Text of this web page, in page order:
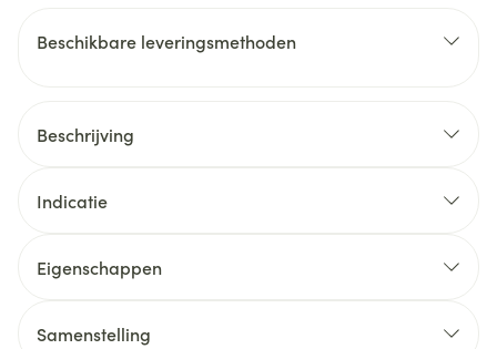
Beschikbare leveringsmethoden
Beschrijving
Indicatie
Eigenschappen
Samenstelling